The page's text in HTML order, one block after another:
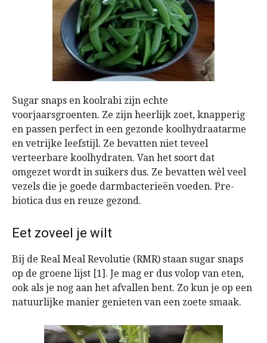
Sugar snaps en koolrabi zijn echte
voorjaarsgroenten. Ze zijn heerlijk zoet, knapperig
en passen perfect in een gezonde koolhydraatarme
en vetrijke leefstijl. Ze bevatten niet teveel
verteerbare koolhydraten. Van het soort dat
omgezet wordt in suikers dus. Ze bevatten wèl veel
vezels die je goede darmbacterieën voeden. Pre-
biotica dus en reuze gezond.
Eet zoveel je wilt
Bij de Real Meal Revolutie (RMR) staan sugar snaps
op de groene lijst [1]. Je mag er dus volop van eten,
ook als je nog aan het afvallen bent. Zo kun je op een
natuurlijke manier genieten van een zoete smaak.